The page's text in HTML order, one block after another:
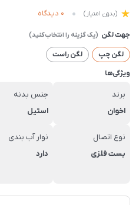
(بدون امتیاز) 0 دیدگاه
جهت لگن
لگن چپ
لگن راست
ویژگی‌ها
برند
اخوان
جنس بدنه
استیل
نوع اتصال
بست فلزی
نوار آب بندی
دارد